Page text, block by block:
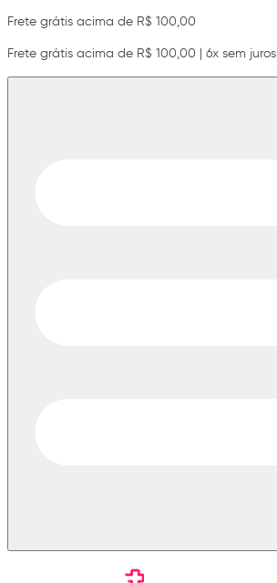
Frete grátis acima de R$ 100,00
Frete grátis acima de R$ 100,00 | 6x sem juros